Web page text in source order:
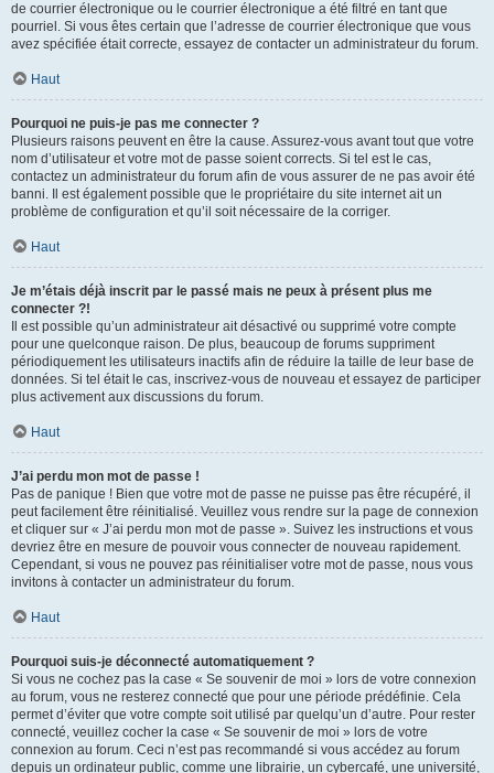
de courrier électronique ou le courrier électronique a été filtré en tant que
pourriel. Si vous êtes certain que l’adresse de courrier électronique que vous
avez spécifiée était correcte, essayez de contacter un administrateur du forum.
Haut
Pourquoi ne puis-je pas me connecter ?
Plusieurs raisons peuvent en être la cause. Assurez-vous avant tout que votre
nom d’utilisateur et votre mot de passe soient corrects. Si tel est le cas,
contactez un administrateur du forum afin de vous assurer de ne pas avoir été
banni. Il est également possible que le propriétaire du site internet ait un
problème de configuration et qu’il soit nécessaire de la corriger.
Haut
Je m’étais déjà inscrit par le passé mais ne peux à présent plus me
connecter ?!
Il est possible qu’un administrateur ait désactivé ou supprimé votre compte
pour une quelconque raison. De plus, beaucoup de forums suppriment
périodiquement les utilisateurs inactifs afin de réduire la taille de leur base de
données. Si tel était le cas, inscrivez-vous de nouveau et essayez de participer
plus activement aux discussions du forum.
Haut
J’ai perdu mon mot de passe !
Pas de panique ! Bien que votre mot de passe ne puisse pas être récupéré, il
peut facilement être réinitialisé. Veuillez vous rendre sur la page de connexion
et cliquer sur « J’ai perdu mon mot de passe ». Suivez les instructions et vous
devriez être en mesure de pouvoir vous connecter de nouveau rapidement.
Cependant, si vous ne pouvez pas réinitialiser votre mot de passe, nous vous
invitons à contacter un administrateur du forum.
Haut
Pourquoi suis-je déconnecté automatiquement ?
Si vous ne cochez pas la case « Se souvenir de moi » lors de votre connexion
au forum, vous ne resterez connecté que pour une période prédéfinie. Cela
permet d’éviter que votre compte soit utilisé par quelqu’un d’autre. Pour rester
connecté, veuillez cocher la case « Se souvenir de moi » lors de votre
connexion au forum. Ceci n’est pas recommandé si vous accédez au forum
depuis un ordinateur public, comme une librairie, un cybercafé, une université,